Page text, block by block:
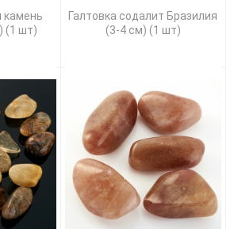
камень
(1 шт)
Галтовка содалит Бразилия
(3-4 см) (1 шт)